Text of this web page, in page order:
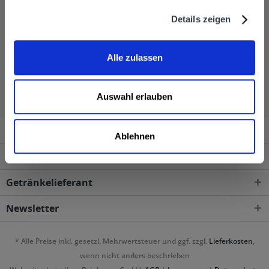
Details zeigen
Alle zulassen
Auswahl erlauben
Ablehnen
lasst euch diese nach Hause oder ins Büro bringen.
Orten und Postleitzahl-Gebieten geliefert
Shop Service
Getränkelieferant
Newsletter
* Alle Preise inkl. gesetzl. Mehrwertsteuer und ggf. zzgl. Lieferkosten,
wenn nicht anders beschrieben